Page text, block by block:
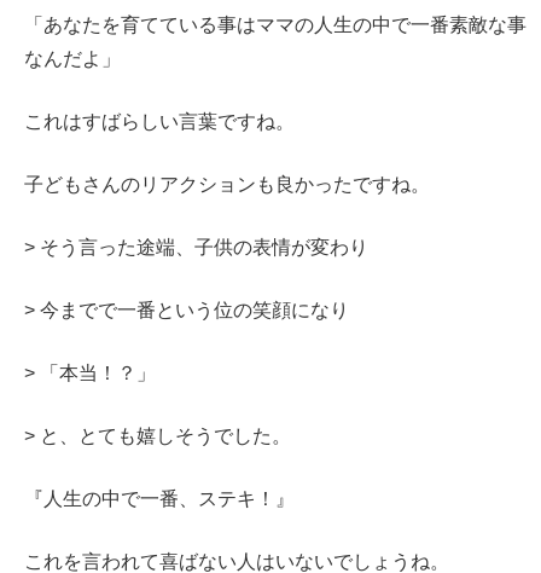
「あなたを育てている事はママの人生の中で一番素敵な事
なんだよ」
これはすばらしい言葉ですね。
子どもさんのリアクションも良かったですね。
> そう言った途端、子供の表情が変わり
> 今までで一番という位の笑顔になり
> 「本当！？」
> と、とても嬉しそうでした。
『人生の中で一番、ステキ！』
これを言われて喜ばない人はいないでしょうね。